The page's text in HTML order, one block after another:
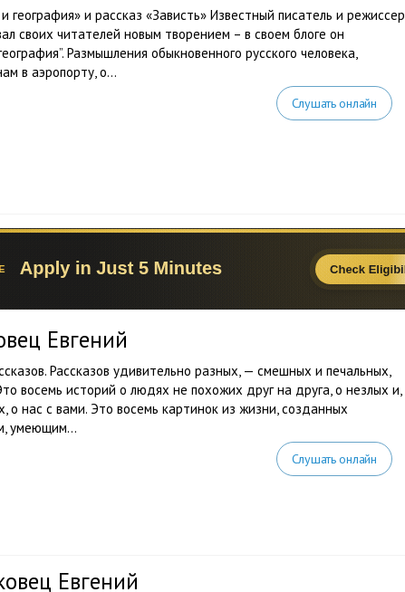
география» и рассказ «Зависть» Известный писатель и режиссер
своих читателей новым творением – в своем блоге он
Размышления обыкновенного русского человека,
в аэропорту, о...
Слушать онлайн
Евгений
Рассказов удивительно разных, — смешных и печальных,
восемь историй о людях не похожих друг на друга, о незлых и,
нас с вами. Это восемь картинок из жизни, созданных
умеющим...
Слушать онлайн
Евгений